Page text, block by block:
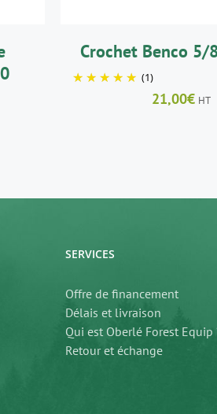
Crochet Benco 5/
(1)
21,00€ HT
SERVICES
Offre de financement
Délais et livraison
Qui est Oberlé Forest Equip
Retour et échange